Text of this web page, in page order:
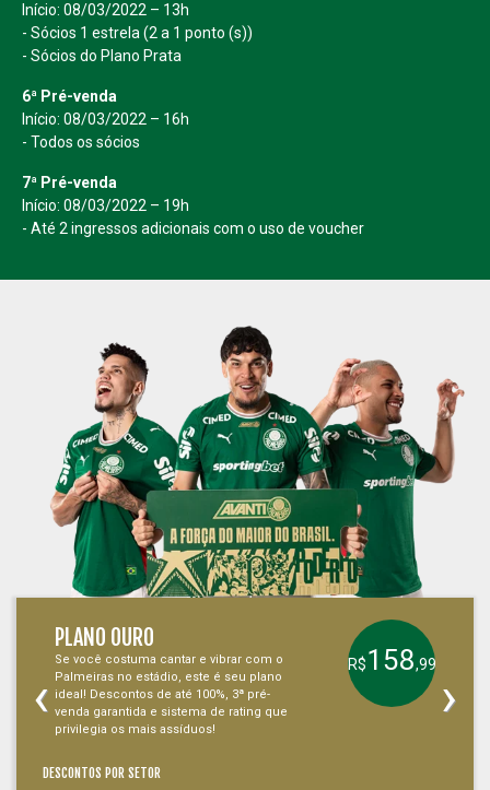
Início: 08/03/2022 – 13h
- Sócios 1 estrela (2 a 1 ponto (s))
- Sócios do Plano Prata
6ª Pré-venda
Início: 08/03/2022 – 16h
- Todos os sócios
7ª Pré-venda
Início: 08/03/2022 – 19h
- Até 2 ingressos adicionais com o uso de voucher
PLANO OURO
Se você costuma cantar e vibrar com o
Palmeiras no estádio, este é seu plano
ideal! Descontos de até 100%, 3ª pré-
venda garantida e sistema de rating que
privilegia os mais assíduos!
DESCONTOS POR SETOR
R$158,99
‹ ›